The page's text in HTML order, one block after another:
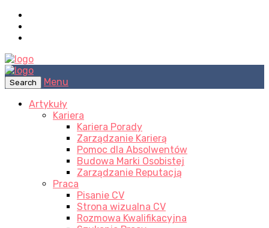
Search
Menu
Artykuły
Kariera
Kariera Porady
Zarządzanie Karierą
Pomoc dla Absolwentów
Budowa Marki Osobistej
Zarządzanie Reputacją
Praca
Pisanie CV
Strona wizualna CV
Rozmowa Kwalifikacyjna